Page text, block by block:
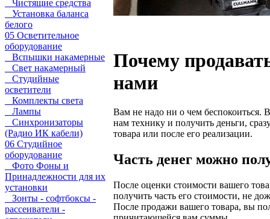
Чистящие средства
Установка баланса
белого
05 Осветительное
оборудование
Вспышки накамерные
Свет накамерный
Студийные
осветители
Комплекты света
Лампы
Синхронизаторы
(Радио ИК кабели)
06 Студийное
оборудование
Фото Фоны и
Принадлежности для их
установки
Зонты - софтбоксы -
рассеиватели -
Почему
нами
Вам не надо ни о чем беспокоиться.
нам технику и получить деньги,
товара или после его реализации.
Часть денег можно
После оценки стоимости вашего
получить часть его стоимости, не
После продажи вашего товара, вы